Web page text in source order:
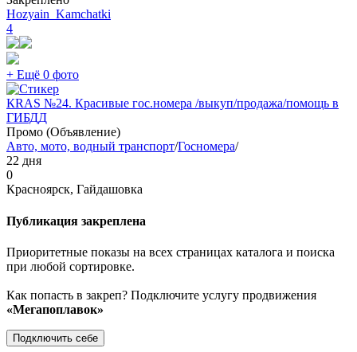
Hozyain_Kamchatki
4
+ Ещё 0 фото
КRAS №24. Красивые гос.номера /выкуп/продажа/помощь в
ГИБДД
Промо (Объявление)
Авто, мото, водный транспорт/Госномера/
22 дня
0
Красноярск, Гайдашовка
Публикация закреплена
Приоритетные показы на всех страницах каталога и поиска
при любой сортировке.
Как попасть в закреп? Подключите услугу продвижения
«Мегапоплавок»
Подключить себе